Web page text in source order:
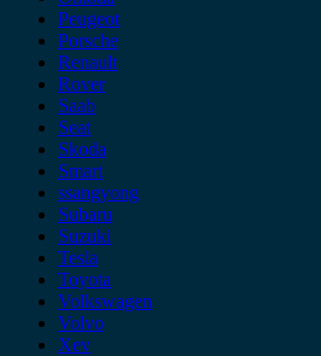
Peugeot
Porsche
Renault
Rover
Saab
Seat
Skoda
Smart
ssangyong
Subaru
Suzuki
Tesla
Toyota
Volkswagen
Volvo
Xev